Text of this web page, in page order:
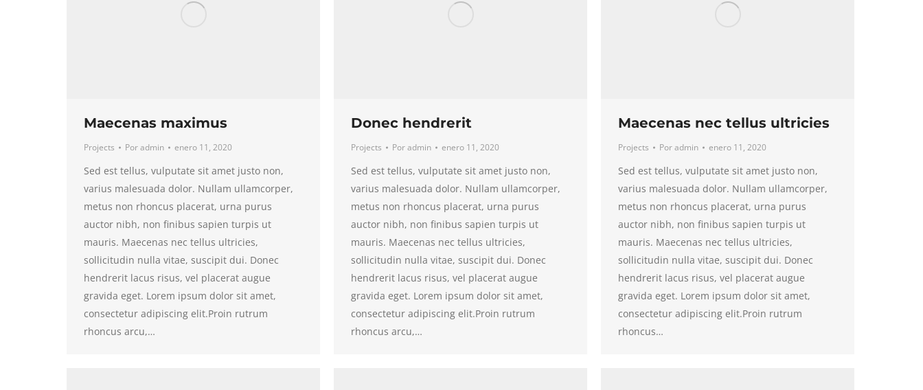
Maecenas maximus
Projects Poradmin enero 11, 2020
Sed est tellus, vulputate sit amet justo non,
varius malesuada dolor. Nullam ullamcorper,
metus non rhoncus placerat, urna purus
auctor nibh, non finibus sapien turpis ut
mauris. Maecenas nec tellus ultricies,
sollicitudin nulla vitae, suscipit dui. Donec
hendrerit lacus risus, vel placerat augue
gravida eget. Lorem ipsum dolor sit amet,
consectetur adipiscing elit.Proin rutrum
rhoncus arcu,…
Donec hendrerit
Projects Poradmin enero 11, 2020
Sed est tellus, vulputate sit amet justo non,
varius malesuada dolor. Nullam ullamcorper,
metus non rhoncus placerat, urna purus
auctor nibh, non finibus sapien turpis ut
mauris. Maecenas nec tellus ultricies,
sollicitudin nulla vitae, suscipit dui. Donec
hendrerit lacus risus, vel placerat augue
gravida eget. Lorem ipsum dolor sit amet,
consectetur adipiscing elit.Proin rutrum
rhoncus arcu,…
Maecenas nec tellus ultricies
Projects Poradmin enero 11, 2020
Sed est tellus, vulputate sit amet justo non,
varius malesuada dolor. Nullam ullamcorper,
metus non rhoncus placerat, urna purus
auctor nibh, non finibus sapien turpis ut
mauris. Maecenas nec tellus ultricies,
sollicitudin nulla vitae, suscipit dui. Donec
hendrerit lacus risus, vel placerat augue
gravida eget. Lorem ipsum dolor sit amet,
consectetur adipiscing elit.Proin rutrum
rhoncus…